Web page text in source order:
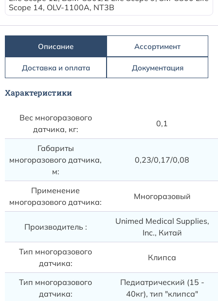
Scope 14, OLV-1100A, NT3B
Описание Ассортимент
Доставка и оплата Документация
Характеристики
Вес многоразового
датчика, кг:
0,1
Габариты
многоразового датчика,
м:
0,23/0,17/0,08
Применение
многоразового датчика:
Многоразовый
Производитель :
Unimed Medical Supplies,
Inc., Китай
Тип многоразового
датчика:
Клипса
Тип многоразового
датчика:
Педиатрический (15 -
40кг), тип "клипса"
Расходные материалы к аппаратам Philips